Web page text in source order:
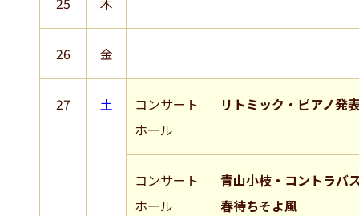
26 金
27 土
コンサート
ホール
リトミック・ピアノ発
コンサート
ホール
青山小枝・コントラバ
春待ちそよ風